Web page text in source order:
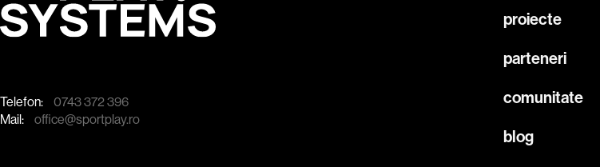
Telefon:
0743 372 396
Mail:
office@sportplay.ro
proiecte
parteneri
comunitate
blog